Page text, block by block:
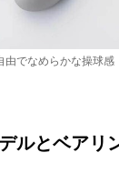
由でなめらかな操球感
ルとベアリ